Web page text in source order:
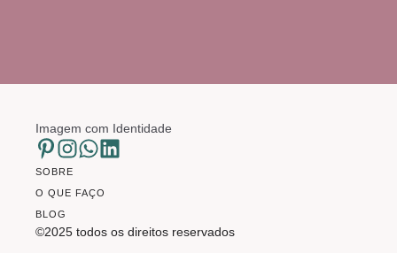
Imagem com Identidade
SOBRE
O QUE FAÇO
BLOG
©2025 todos os direitos reservados